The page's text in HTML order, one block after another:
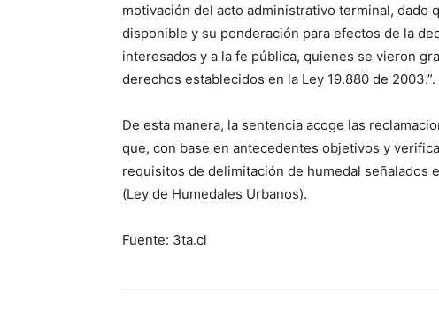
motivación del acto administrativo terminal, dado
disponible y su ponderación para efectos de la
interesados y a la fe pública, quienes se vieron
derechos establecidos en la Ley 19.880 de 2003.”.
De esta manera, la sentencia acoge las
que, con base en antecedentes objetivos y
requisitos de delimitación de humedal señalados
(Ley de Humedales Urbanos).
Fuente: 3ta.cl